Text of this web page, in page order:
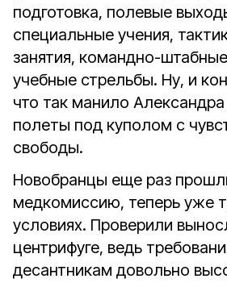
подготовка, полевые
специальные учения,
занятия, командно-
учебные стрельбы. Ну, и
что так манило
полеты под куполом с
свободы.
Новобранцы еще раз
медкомиссию, теперь уже
условиях. Проверили
центрифуге, ведь
десантникам довольно